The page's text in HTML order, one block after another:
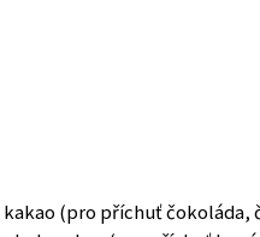
(pro příchuť čokoláda,